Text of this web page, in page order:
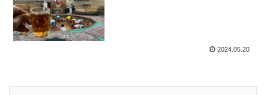
2024.05.20